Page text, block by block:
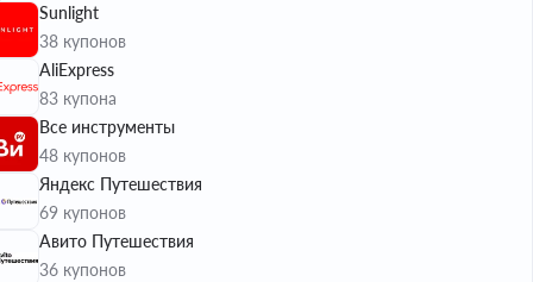
Sunlight
38 купонов
AliExpress
83 купона
Все инструменты
48 купонов
Яндекс Путешествия
69 купонов
Авито Путешествия
36 купонов